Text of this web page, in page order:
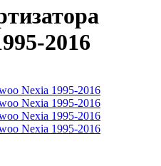
2016